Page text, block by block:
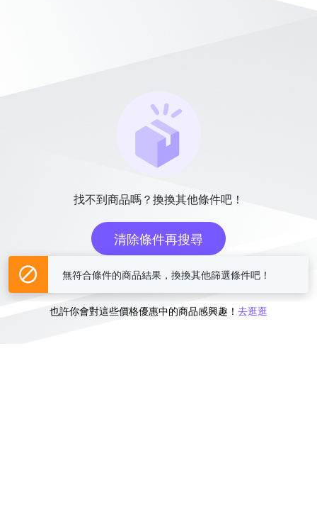
找不到商品嗎？換換其他條件吧！
清除條件再搜尋
或
也許你會對這些價格優惠中的商品感興趣！ 去逛逛
無符合條件的商品結果，換換其他篩選條件吧！